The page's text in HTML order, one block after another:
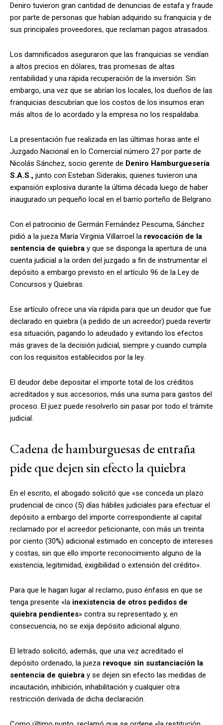
Deniro tuvieron gran cantidad de denuncias de estafa y fraude
por parte de personas que habían adquirido su franquicia y de
sus principales proveedores, que reclaman pagos atrasados.
Los damnificados aseguraron que las franquicias se vendían
a altos precios en dólares, tras promesas de altas
rentabilidad y una rápida recuperación de la inversión. Sin
embargo, una vez que se abrían los locales, los dueños de las
franquicias descubrían que los costos de los insumos eran
más altos de lo acordado y la empresa no los respaldaba.
La presentación fue realizada en las últimas horas ante el
Juzgado Nacional en lo Comercial número 27 por parte de
Nicolás Sánchez, socio gerente de Deniro Hamburguesería
S.A.S., junto con Esteban Siderakis, quienes tuvieron una
expansión explosiva durante la última década luego de haber
inaugurado un pequeño local en el barrio porteño de Belgrano.
Con el patrocinio de Germán Fernández Pescuma, Sánchez
pidió a la jueza María Virginia Villarroel la revocación de la
sentencia de quiebra y que se disponga la apertura de una
cuenta judicial a la orden del juzgado a fin de instrumentar el
depósito a embargo previsto en el artículo 96 de la Ley de
Concursos y Quiebras.
Ese artículo ofrece una vía rápida para que un deudor que fue
declarado en quiebra (a pedido de un acreedor) pueda revertir
esa situación, pagando lo adeudado y evitando los efectos
más graves de la decisión judicial, siempre y cuando cumpla
con los requisitos establecidos por la ley.
El deudor debe depositar el importe total de los créditos
acreditados y sus accesorios, más una suma para gastos del
proceso. El juez puede resolverlo sin pasar por todo el trámite
judicial.
Cadena de hamburguesas de entraña
pide que dejen sin efecto la quiebra
En el escrito, el abogado solicitó que «se conceda un plazo
prudencial de cinco (5) días hábiles judiciales para efectuar el
depósito a embargo del importe correspondiente al capital
reclamado por el acreedor peticionante, con más un treinta
por ciento (30%) adicional estimado en concepto de intereses
y costas, sin que ello importe reconocimiento alguno de la
existencia, legitimidad, exigibilidad o extensión del crédito».
Para que le hagan lugar al reclamo, puso énfasis en que se
tenga presente «la inexistencia de otros pedidos de
quiebra pendientes» contra su representado y, en
consecuencia, no se exija depósito adicional alguno.
El letrado solicitó, además, que una vez acreditado el
depósito ordenado, la jueza revoque sin sustanciación la
sentencia de quiebra y se dejen sin efecto las medidas de
incautación, inhibición, inhabilitación y cualquier otra
restricción derivada de dicha declaración.